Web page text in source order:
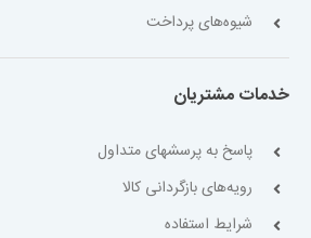
شیوه‌های پرداخت
خدمات مشتریان
پاسخ به پرسشهای متداول
رویه‌های بازگردانی کالا
شرایط استفاده